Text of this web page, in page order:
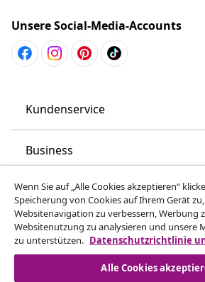
Unsere Social-Media-Accounts
Kundenservice
Business
vidaXL
Mehr entdecken
Wenn Sie auf „Alle Cookies akzeptieren“
Speicherung von Cookies auf Ihrem Gerät
Websitenavigation zu verbessern, Werbung
Websitenutzung zu analysieren und unsere
zu unterstützen. Datenschutzrichtlinie
Alle Cookies